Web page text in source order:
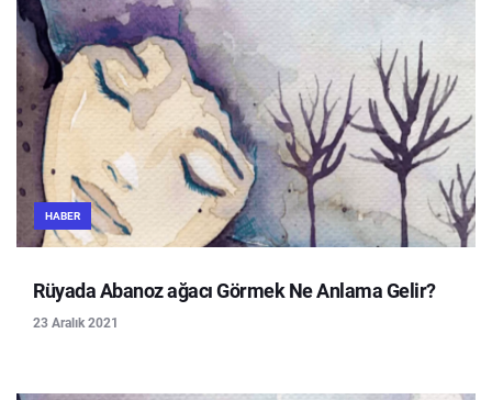
HABER
Rüyada Abanoz ağacı Görmek Ne Anlama Gelir?
23 Aralık 2021